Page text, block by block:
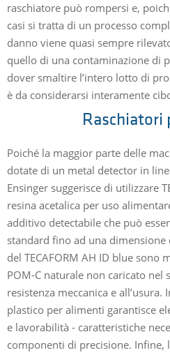
raschiatore può rompersi e,
casi si tratta di un processo
danno viene quasi sempre
quello di una contaminazione di
dover smaltire l’intero lotto di
è da considerarsi interamente
Raschiatori
Poiché la maggior parte delle
dotate di un metal detector in
Ensinger suggerisce di utilizzare
resina acetalica per uso
additivo detectabile che può
standard fino ad una
del TECAFORM AH ID blue sono
POM-C naturale non caricato nel
resistenza meccanica e
plastico per alimenti garantisce
e lavorabilità - caratteristiche
componenti di precisione. Infine,